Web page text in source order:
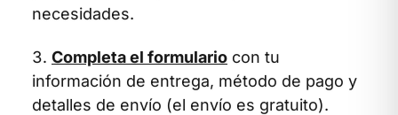
necesidades.
Completa el formulario con tu
información de entrega, método de pago y
detalles de envío (el envío es gratuito).